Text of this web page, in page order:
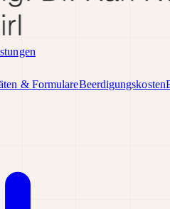
& FormulareBeerdigungskosten